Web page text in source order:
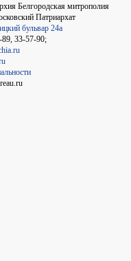
Белгородская митрополия
Патриархат
бульвар 24а
33-57-90;